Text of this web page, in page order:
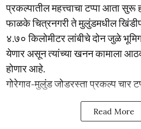
प्रकल्पातील महत्त्वाचा टप्पा आता सुरू
फाळके चित्रनगरी ते मुलुंडमधील
४.७० किलोमीटर लांबीचे दोन जुळे
येणार असून त्यांच्या खनन कामाला
होणार आहे.
गोरेगाव-मुलुंड जोडरस्ता प्रकल्प चार
Read More